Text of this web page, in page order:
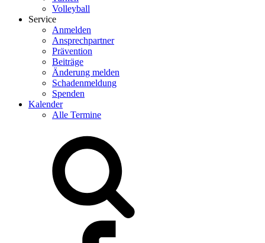
Volleyball
Service
Anmelden
Ansprechpartner
Prävention
Beiträge
Änderung melden
Schadenmeldung
Spenden
Kalender
Alle Termine